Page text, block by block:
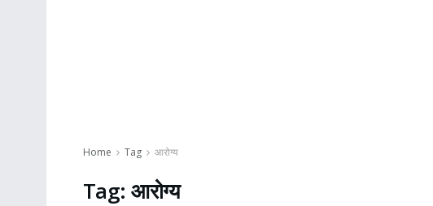
Home Tag आरोग्य
Tag:आरोग्य